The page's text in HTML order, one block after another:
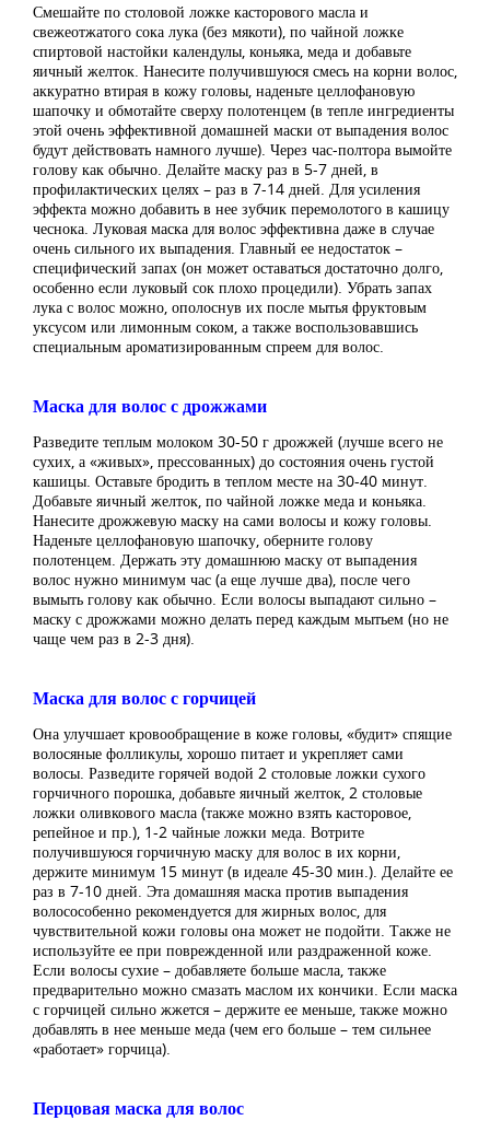
Смешайте по столовой ложке касторового масла и
свежеотжатого сока лука (без мякоти), по чайной ложке
спиртовой настойки календулы, коньяка, меда и добавьте
яичный желток. Нанесите получившуюся смесь на корни волос,
аккуратно втирая в кожу головы, наденьте целлофановую
шапочку и обмотайте сверху полотенцем (в тепле ингредиенты
этой очень эффективной домашней маски от выпадения волос
будут действовать намного лучше). Через час-полтора вымойте
голову как обычно. Делайте маску раз в 5-7 дней, в
профилактических целях – раз в 7-14 дней. Для усиления
эффекта можно добавить в нее зубчик перемолотого в кашицу
чеснока. Луковая маска для волос эффективна даже в случае
очень сильного их выпадения. Главный ее недостаток –
специфический запах (он может оставаться достаточно долго,
особенно если луковый сок плохо процедили). Убрать запах
лука с волос можно, ополоснув их после мытья фруктовым
уксусом или лимонным соком, а также воспользовавшись
специальным ароматизированным спреем для волос.
Маска для волос с дрожжами
Разведите теплым молоком 30-50 г дрожжей (лучше всего не
сухих, а «живых», прессованных) до состояния очень густой
кашицы. Оставьте бродить в теплом месте на 30-40 минут.
Добавьте яичный желток, по чайной ложке меда и коньяка.
Нанесите дрожжевую маску на сами волосы и кожу головы.
Наденьте целлофановую шапочку, оберните голову
полотенцем. Держать эту домашнюю маску от выпадения
волос нужно минимум час (а еще лучше два), после чего
вымыть голову как обычно. Если волосы выпадают сильно –
маску с дрожжами можно делать перед каждым мытьем (но не
чаще чем раз в 2-3 дня).
Маска для волос с горчицей
Она улучшает кровообращение в коже головы, «будит» спящие
волосяные фолликулы, хорошо питает и укрепляет сами
волосы. Разведите горячей водой 2 столовые ложки сухого
горчичного порошка, добавьте яичный желток, 2 столовые
ложки оливкового масла (также можно взять касторовое,
репейное и пр.), 1-2 чайные ложки меда. Вотрите
получившуюся горчичную маску для волос в их корни,
держите минимум 15 минут (в идеале 45-30 мин.). Делайте ее
раз в 7-10 дней. Эта домашняя маска против выпадения
волосособенно рекомендуется для жирных волос, для
чувствительной кожи головы она может не подойти. Также не
используйте ее при поврежденной или раздраженной коже.
Если волосы сухие – добавляете больше масла, также
предварительно можно смазать маслом их кончики. Если маска
с горчицей сильно жжется – держите ее меньше, также можно
добавлять в нее меньше меда (чем его больше – тем сильнее
«работает» горчица).
Перцовая маска для волос